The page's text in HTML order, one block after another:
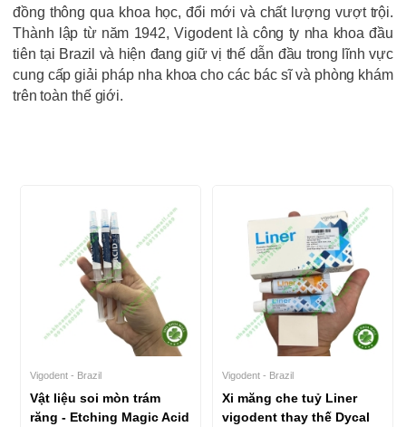
đồng thông qua khoa học, đổi mới và chất lượng vượt trội.
Thành lập từ năm 1942, Vigodent là công ty nha khoa đầu
tiên tại Brazil và hiện đang giữ vị thế dẫn đầu trong lĩnh vực
cung cấp giải pháp nha khoa cho các bác sĩ và phòng khám
trên toàn thế giới.
Vigodent - Brazil
Vật liệu soi mòn trám
răng - Etching Magic Acid
Vigodent - Brazil
Xi măng che tuỷ Liner
vigodent thay thế Dycal